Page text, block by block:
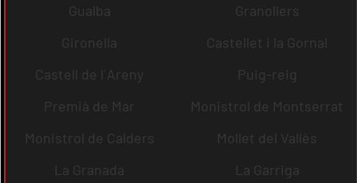
Gualba
Granollers
Gironella
Castellet i la Gornal
Castell de l´Areny
Puig-reig
Premià de Mar
Monistrol de Montserrat
Monistrol de Calders
Mollet del Vallès
La Granada
La Garriga